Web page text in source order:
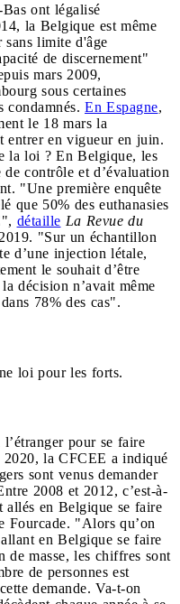
ont légalisé
la Belgique est même
sans limite d'âge
de discernement"
mars 2009,
sous certaines
condamnés. En Espagne,
le 18 mars la
entrer en vigueur en juin.
la loi ? En Belgique, les
contrôle et d’évaluation
"Une première enquête
que 50% des euthanasies
détaille La Revue du
"Sur un échantillon
d’une injection létale,
le souhait d’être
décision n’avait même
78% des cas".
loi pour les forts.
pour se faire
2020, la CFCEE a indiqué
sont venus demander
2008 et 2012, c’est-à-
allés en Belgique se faire
Fourcade. "Alors qu’on
en Belgique se faire
de masse, les chiffres sont
de personnes est
demande. Va-t-on